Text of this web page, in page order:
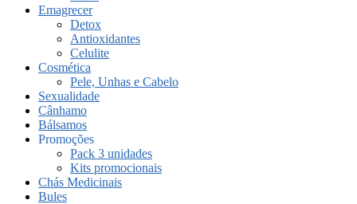
Emagrecer
Detox
Antioxidantes
Celulite
Cosmética
Pele, Unhas e Cabelo
Sexualidade
Cânhamo
Bálsamos
Promoções
Pack 3 unidades
Kits promocionais
Chás Medicinais
Bules